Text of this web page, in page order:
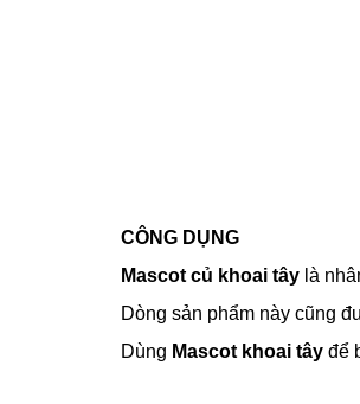
CÔNG DỤNG
Mascot củ khoai tây là
Dòng sản phẩm này cũng
Dùng Mascot khoai tây để